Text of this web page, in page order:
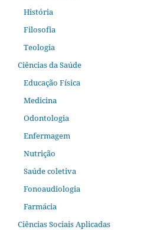
História
Filosofia
Teologia
Ciências da Saúde
Educação Física
Medicina
Odontologia
Enfermagem
Nutrição
Saúde coletiva
Fonoaudiologia
Farmácia
Ciências Sociais Aplicadas